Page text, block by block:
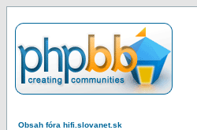
Obsah fóra hifi.slovanet.sk